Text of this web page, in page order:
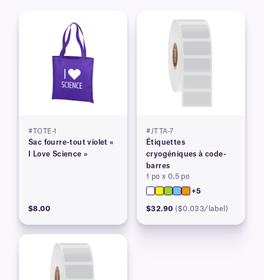
#TOTE-1
Sac fourre-tout violet «
I Love Science »
$8.00
#JTTA-7
Étiquettes
cryogéniques à code-
barres
1 po x 0,5 po
+5
$32.90 ($0.033/label)